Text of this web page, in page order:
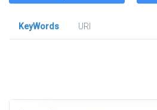
KeyWords
URl